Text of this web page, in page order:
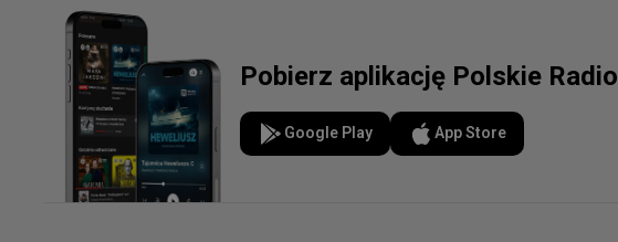
Pobierz aplikację Polskie Radio
Google Play App Store